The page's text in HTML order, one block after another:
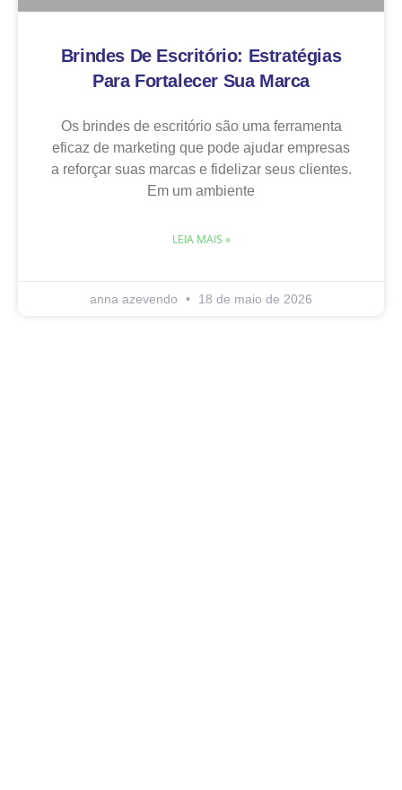
Brindes De Escritório: Estratégias
Para Fortalecer Sua Marca
Os brindes de escritório são uma ferramenta
eficaz de marketing que pode ajudar empresas
a reforçar suas marcas e fidelizar seus clientes.
Em um ambiente
LEIA MAIS »
anna azevendo 18 de maio de 2026